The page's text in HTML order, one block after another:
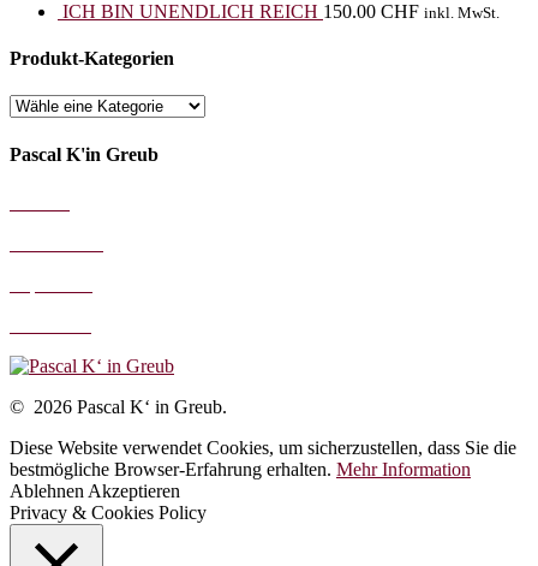
ICH BIN UNENDLICH REICH 150.00 CHF inkl. MwSt.
Produkt-Kategorien
Pascal K'in Greub
© 2026 Pascal K‘ in Greub.
Diese Website verwendet Cookies, um sicherzustellen, dass Sie die
bestmögliche Browser-Erfahrung erhalten. Mehr Information
Ablehnen Akzeptieren
Privacy & Cookies Policy